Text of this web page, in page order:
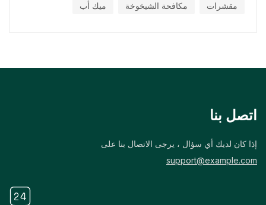
مقشرات مكافحة الشيخوخة ميك أب
اتصل بنا
إذا كان لديك أي سؤال ، يرجى الاتصال بنا على
support@example.com